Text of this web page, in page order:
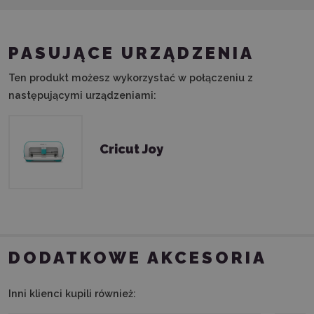
PASUJĄCE URZĄDZENIA
Ten produkt możesz wykorzystać w połączeniu z
następującymi urządzeniami:
Cricut Joy
DODATKOWE AKCESORIA
Inni klienci kupili również: